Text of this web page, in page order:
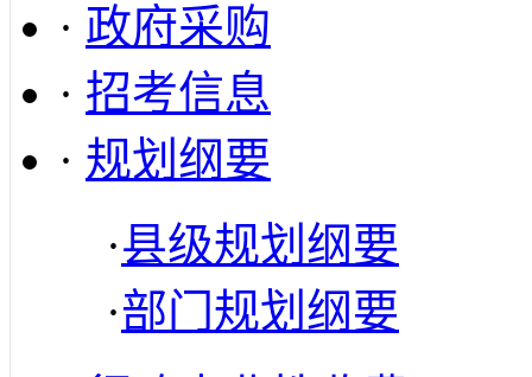
· 政府采购
· 招考信息
· 规划纲要
·县级规划纲要
·部门规划纲要